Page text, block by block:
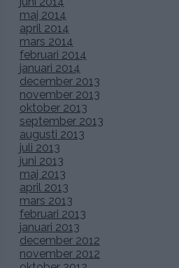
maj 2014
april 2014
mars 2014
februari 2014
januari 2014
december 2013
november 2013
oktober 2013
september 2013
augusti 2013
juli 2013
juni 2013
maj 2013
april 2013
mars 2013
februari 2013
januari 2013
december 2012
november 2012